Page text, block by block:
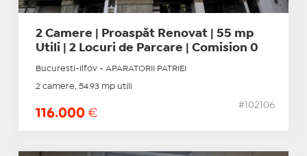
2 Camere | Proaspăt Renovat | 55 mp
Utili | 2 Locuri de Parcare | Comision 0
Bucuresti-Ilfov - APARATORII PATRIEI
2 camere, 54.93 mp utili
116.000 €
#102106